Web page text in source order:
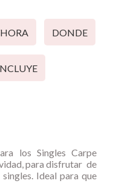
DONDE
los Singles Carpe
para disfrutar de
Ideal para que